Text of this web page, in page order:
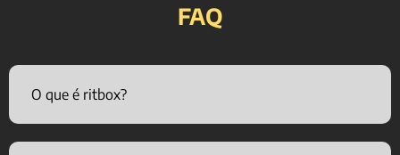
FAQ
O que é ritbox?